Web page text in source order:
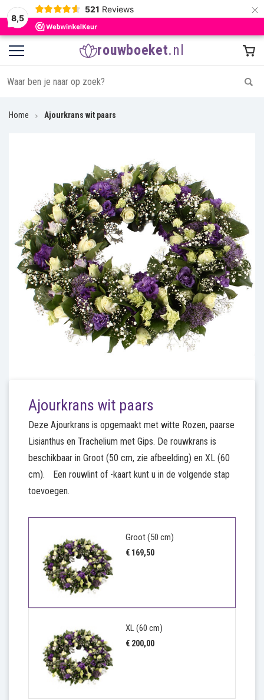
8,5
521 Reviews ×
rouwboeket.nl
Home Ajourkrans wit paars
Ajourkrans wit paars
Deze Ajourkrans is opgemaakt met witte Rozen, paarse
Lisianthus en Trachelium met Gips. De rouwkrans is
beschikbaar in Groot (50 cm, zie afbeelding) en XL (60
cm). Een rouwlint of -kaart kunt u in de volgende stap
toevoegen.
Groot (50 cm)
€ 169,50
XL (60 cm)
€ 200,00